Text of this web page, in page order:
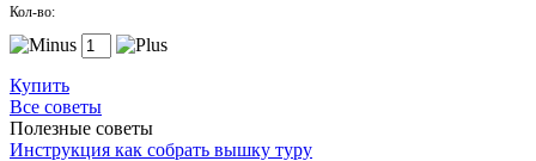
Кол-во:
Купить
Все советы
Полезные советы
Инструкция как собрать вышку туру